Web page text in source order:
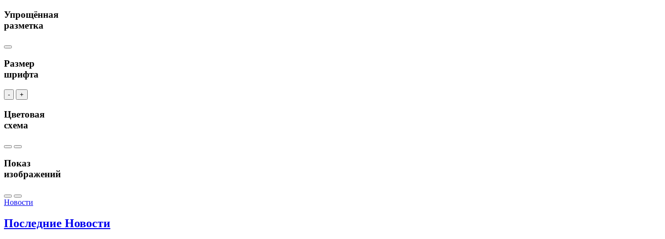
Упрощённая
разметка
Размер
шрифта
- +
Цветовая
схема
Показ
изображений
Новости
Последние Новости